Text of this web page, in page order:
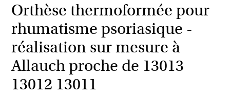
Orthèse thermoformée pour
rhumatisme psoriasique -
réalisation sur mesure à
Allauch proche de 13013
13012 13011